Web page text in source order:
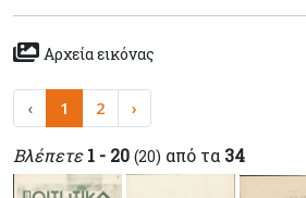
Αρχεία εικόνας
‹ 1 2 ›
Βλέπετε 1 - 20 (20) από τα 34